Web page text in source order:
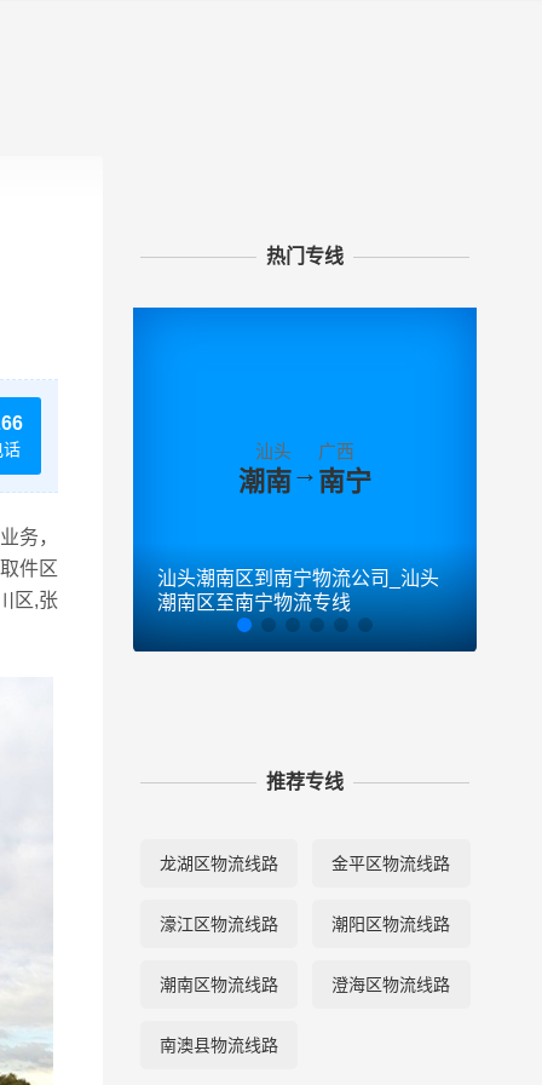
话
务，
件区
区,张
热门专线
汕头
潮南→
广西
南宁
汕头潮南区到南宁物流公司_汕头
潮南区至南宁物流专线
推荐专线
龙湖区物流线路 金平区物流线路
濠江区物流线路 潮阳区物流线路
潮南区物流线路 澄海区物流线路
南澳县物流线路